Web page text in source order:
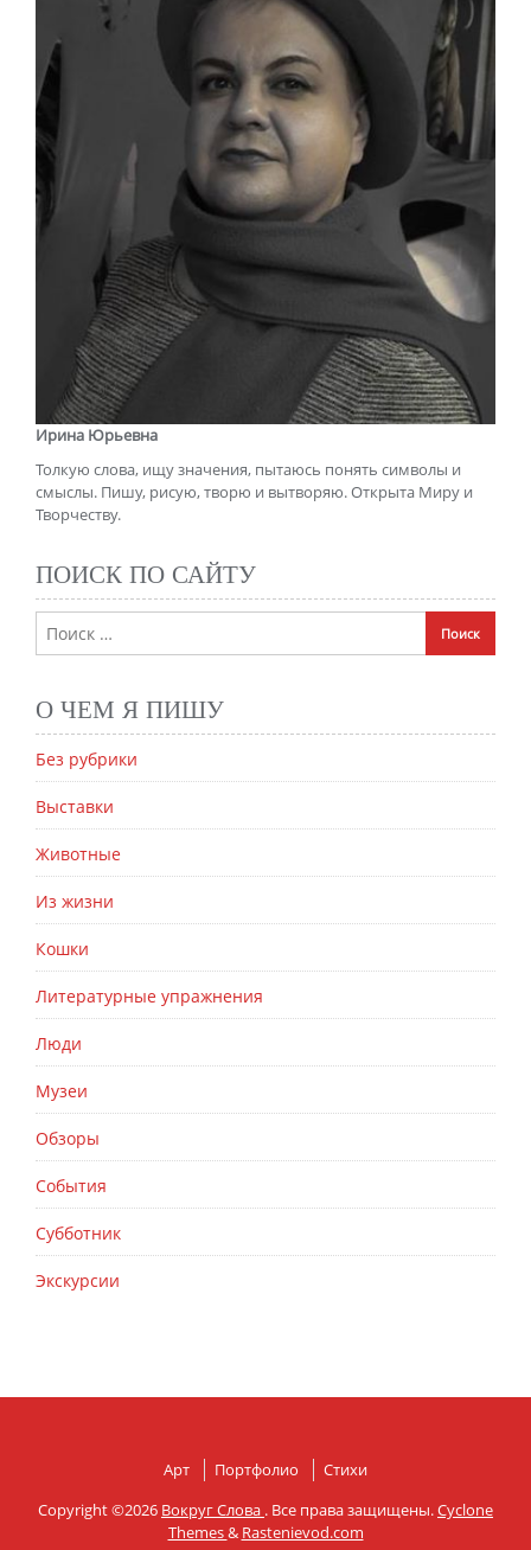
Ирина Юрьевна
Толкую слова, ищу значения, пытаюсь понять символы и
смыслы. Пишу, рисую, творю и вытворяю. Открыта Миру и
Творчеству.
ПОИСК ПО САЙТУ
О ЧЕМ Я ПИШУ
Без рубрики
Выставки
Животные
Из жизни
Кошки
Литературные упражнения
Люди
Музеи
Обзоры
События
Субботник
Экскурсии
Арт Портфолио
Стихи
Copyright ©2026 Вокруг Слова . Все права защищены.Cyclone
Themes& Rastenievod.com